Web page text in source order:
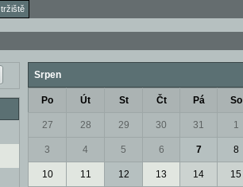
tržiště
Srpen
Po Út St Čt Pá So
27 28 29 30 31 1
3 4 5 6 7 8
10 11 12 13 14 15